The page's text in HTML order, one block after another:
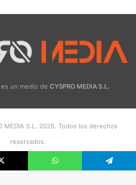
es un medio de CYSPRO MEDIA S.L.
MEDIA S.L. 2026. Todos los derechos
reservados.
Instagram
WhatsApp Telegram